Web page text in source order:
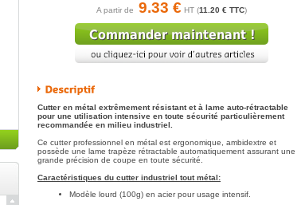
A partir de 9.33 € HT (11.20 € TTC)
Cutter en métal extrêmement résistant et à lame auto-rétractable
pour une utilisation intensive en toute sécurité particulièrement
recommandée en milieu industriel.
Ce cutter professionnel en métal est ergonomique, ambidextre et
possède une lame trapèze rétractable automatiquement assurant une
grande précision de coupe en toute sécurité.
Caractéristiques du cutter industriel tout métal:
Modèle lourd (100g) en acier pour usage intensif.